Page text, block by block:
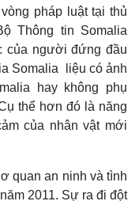
pháp luật tại thủ
Thông tin Somalia
của người đứng đầu
Somalia liệu có ảnh
hay không phụ
thể hơn đó là năng
của nhân vật mới
quan an ninh và tình
2011. Sự ra đi đột